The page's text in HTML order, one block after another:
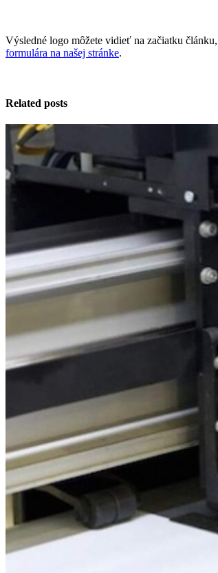
Výsledné logo môžete vidieť na začiatku
formulára na našej stránke.
Related posts